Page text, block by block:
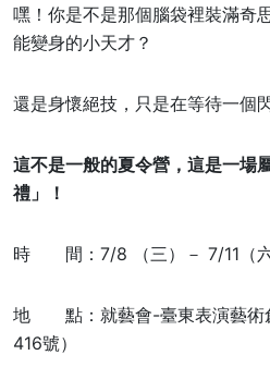
嘿！你是不是那個腦袋裡裝滿奇
能變身的小天才？
還是身懷絕技，只是在等待一個
這不是一般的夏令營，這是一場
禮」！
時 間：7/8 （三）－ 7/11（
地 點：就藝會-臺東表演藝術
416號）